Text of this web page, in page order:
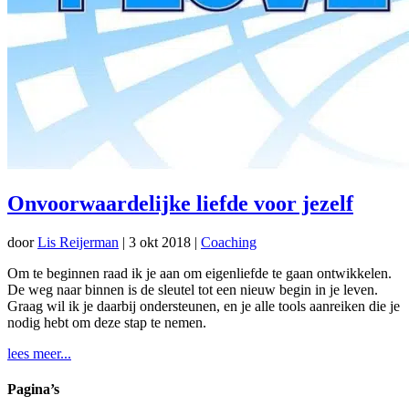
Onvoorwaardelijke liefde voor jezelf
doorLis Reijerman | 3 okt 2018 | Coaching
Om te beginnen raad ik je aan om eigenliefde te gaan ontwikkelen.
De weg naar binnen is de sleutel tot een nieuw begin in je leven.
Graag wil ik je daarbij ondersteunen, en je alle tools aanreiken die je
nodig hebt om deze stap te nemen.
lees meer...
Pagina’s